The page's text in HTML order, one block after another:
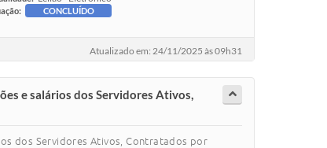
CONCLUÍDO
Atualizado em: 24/11/2025 às 09h31
e salários dos Servidores Ativos,
dos Servidores Ativos, Contratados por